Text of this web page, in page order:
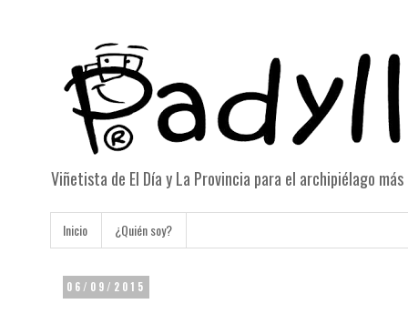
Viñetista de El Día y La Provincia para el archipiélago
Inicio ¿Quién soy?
06/09/2015